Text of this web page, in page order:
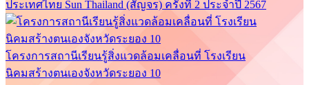
ประเทศไทย Sun Thailand (สัญจร) ครั้งที่ 2 ประจำปี 2567
โครงการสถานีเรียนรู้สิ่งแวดล้อมเคลื่อนที่ โรงเรียน
นิคมสร้างตนเองจังหวัดระยอง 10